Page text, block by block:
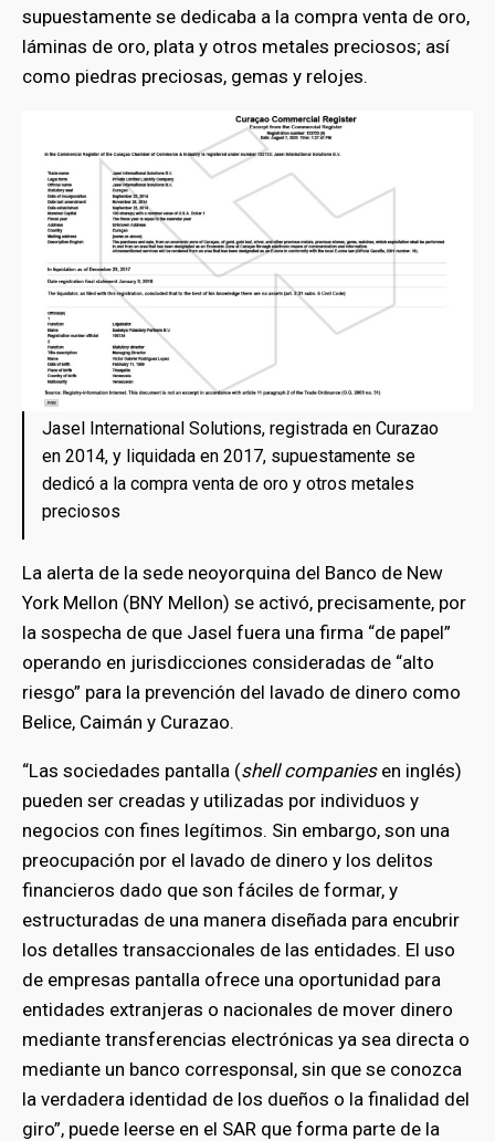
supuestamente se dedicaba a la compra venta de oro,
láminas de oro, plata y otros metales preciosos; así
como piedras preciosas, gemas y relojes.
Jasel International Solutions, registrada en Curazao
en 2014, y liquidada en 2017, supuestamente se
dedicó a la compra venta de oro y otros metales
preciosos
La alerta de la sede neoyorquina del Banco de New
York Mellon (BNY Mellon) se activó, precisamente, por
la sospecha de que Jasel fuera una firma “de papel”
operando en jurisdicciones consideradas de “alto
riesgo” para la prevención del lavado de dinero como
Belice, Caimán y Curazao.
“Las sociedades pantalla (shell companiesen inglés)
pueden ser creadas y utilizadas por individuos y
negocios con fines legítimos. Sin embargo, son una
preocupación por el lavado de dinero y los delitos
financieros dado que son fáciles de formar, y
estructuradas de una manera diseñada para encubrir
los detalles transaccionales de las entidades. El uso
de empresas pantalla ofrece una oportunidad para
entidades extranjeras o nacionales de mover dinero
mediante transferencias electrónicas ya sea directa o
mediante un banco corresponsal, sin que se conozca
la verdadera identidad de los dueños o la finalidad del
giro”, puede leerse en el SAR que forma parte de la